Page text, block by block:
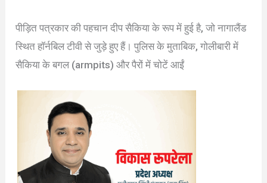
पीड़ित पत्रकार की पहचान दीप सैकिया के रूप में हुई है, जो नागालैंड
स्थित हॉर्नबिल टीवी से जुड़े हुए हैं। पुलिस के मुताबिक, गोलीबारी में
सैकिया के बगल (armpits) और पैरों में चोटें आईं